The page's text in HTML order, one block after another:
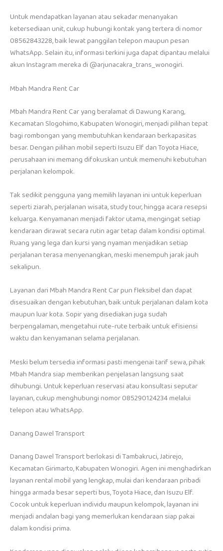
Untuk mendapatkan layanan atau sekadar menanyakan
ketersediaan unit, cukup hubungi kontak yang tertera di nomor
08562843228, baik lewat panggilan telepon maupun pesan
WhatsApp. Selain itu, informasi terkini juga dapat dipantau melalui
akun Instagram mereka di @arjunacakra_trans_wonogiri.
Mbah Mandra Rent Car
Mbah Mandra Rent Car yang beralamat di Dawung Karang,
Kecamatan Slogohimo, Kabupaten Wonogiri, menjadi pilihan tepat
bagi rombongan yang membutuhkan kendaraan berkapasitas
besar. Dengan pilihan mobil seperti Isuzu Elf dan Toyota Hiace,
perusahaan ini memang difokuskan untuk memenuhi kebutuhan
perjalanan kelompok.
Tak sedikit pengguna yang memilih layanan ini untuk keperluan
seperti ziarah, perjalanan wisata, study tour, hingga acara resepsi
keluarga. Kenyamanan menjadi faktor utama, mengingat setiap
kendaraan dirawat secara rutin agar tetap dalam kondisi optimal.
Ruang yang lega dan kursi yang nyaman menjadikan setiap
perjalanan terasa menyenangkan, meski menempuh jarak jauh
sekalipun.
Layanan dari Mbah Mandra Rent Car pun fleksibel dan dapat
disesuaikan dengan kebutuhan, baik untuk perjalanan dalam kota
maupun luar kota. Sopir yang disediakan juga sudah
berpengalaman, mengetahui rute-rute terbaik untuk efisiensi
waktu dan kenyamanan selama perjalanan.
Meski belum tersedia informasi pasti mengenai tarif sewa, pihak
Mbah Mandra siap memberikan penjelasan langsung saat
dihubungi. Untuk keperluan reservasi atau konsultasi seputar
layanan, cukup menghubungi nomor 085290124234 melalui
telepon atau WhatsApp.
Danang Dawel Transport
Danang Dawel Transport berlokasi di Tambakruci, Jatirejo,
Kecamatan Girimarto, Kabupaten Wonogiri. Agen ini menghadirkan
layanan rental mobil yang lengkap, mulai dari kendaraan pribadi
hingga armada besar seperti bus, Toyota Hiace, dan Isuzu Elf.
Cocok untuk keperluan individu maupun kelompok, layanan ini
menjadi andalan bagi yang memerlukan kendaraan siap pakai
dalam kondisi prima.